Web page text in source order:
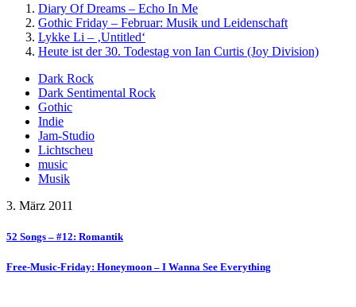
Diary Of Dreams – Echo In Me
Gothic Friday – Februar: Musik und Leidenschaft
Lykke Li – ‚Untitled‘
Heute ist der 30. Todestag von Ian Curtis (Joy Division)
Dark Rock
Dark Sentimental Rock
Gothic
Indie
Jam-Studio
Lichtscheu
music
Musik
3. März 2011
52 Songs – #12: Romantik
Free-Music-Friday: Honeymoon – I Wanna See Everything